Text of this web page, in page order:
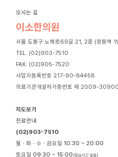
오시는 길
이소한의원
서울 도봉구 노해로69길 21, 2층 (창동역 1
TEL. (02)903-7510
FAX. (02)905-7520
사업자등록번호 217-90-84458
의료기관개설허가증번호 제 2009-
지도보기
진료안내
(02)903-7510
월ㆍ화ㆍ수ㆍ금요일10:30 ~ 20:00
토요일09:30 ~ 15:00 (점심시간 없음)